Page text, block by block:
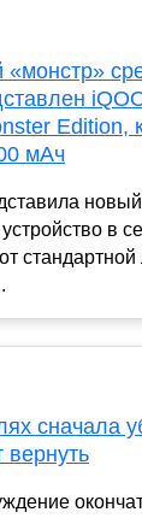
Edition,
мАч
в
стандартной
сначала
вернуть